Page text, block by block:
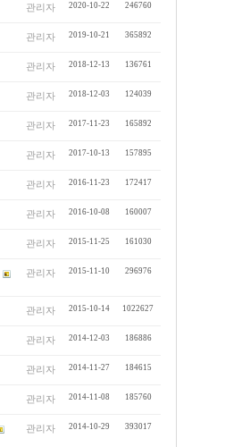
관리자 2020-10-22 246760
관리자 2019-10-21 365892
관리자 2018-12-13 136761
관리자 2018-12-03 124039
관리자 2017-11-23 165892
관리자 2017-10-13 157895
관리자 2016-11-23 172417
관리자 2016-10-08 160007
관리자 2015-11-25 161030
관리자 2015-11-10 296976
관리자 2015-10-14 1022627
관리자 2014-12-03 186886
관리자 2014-11-27 184615
관리자 2014-11-08 185760
관리자 2014-10-29 393017